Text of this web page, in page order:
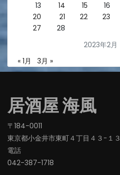
2023年2月
13
14 15 16
20
21 22 23
27
28
« 1月 3月 »
居酒屋 海風
〒184-0011
東京都小金井市東町４丁目４３−１３
電話
042-387-1718‬